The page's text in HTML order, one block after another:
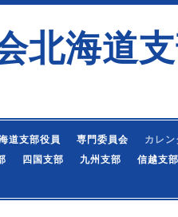
北海道
道支部役員 専門委員会
カレン
四国支部 九州支部 信越支部